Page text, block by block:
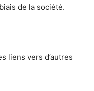
de la société.
liens vers d’autres